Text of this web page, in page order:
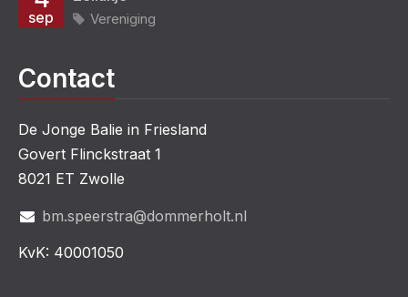
sep Vereniging
Contact
De Jonge Balie in Friesland
Govert Flinckstraat 1
8021 ET Zwolle
bm.speerstra@dommerholt.nl
KvK: 40001050